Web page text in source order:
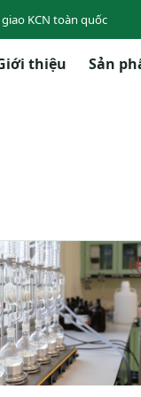
KCN toàn quốc
thiệu Sản